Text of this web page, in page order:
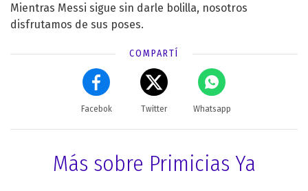
Mientras Messi sigue sin darle bolilla, nosotros
disfrutamos de sus poses.
COMPARTÍ
Facebok Twitter Whatsapp
Más sobre Primicias Ya